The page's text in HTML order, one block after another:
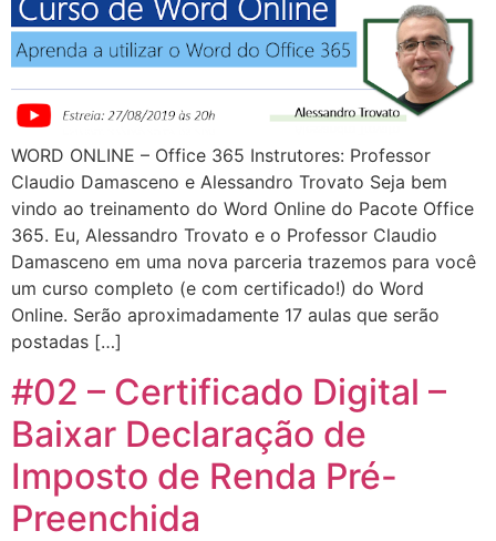
WORD ONLINE – Office 365 Instrutores: Professor
Claudio Damasceno e Alessandro Trovato Seja bem
vindo ao treinamento do Word Online do Pacote Office
365. Eu, Alessandro Trovato e o Professor Claudio
Damasceno em uma nova parceria trazemos para você
um curso completo (e com certificado!) do Word
Online. Serão aproximadamente 17 aulas que serão
postadas […]
#02 – Certificado Digital –
Baixar Declaração de
Imposto de Renda Pré-
Preenchida